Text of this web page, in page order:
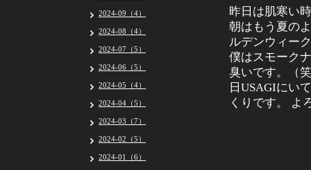
昨日は肌寒い
朝はもう夏の
ルデンウィー
僕はスモーク
臭いです。（
日USAGIにい
くりです。 よ
2024-09（4）
2024-08（4）
2024-07（5）
2024-06（5）
2024-05（4）
2024-04（5）
2024-03（7）
2024-02（5）
2024-01（6）